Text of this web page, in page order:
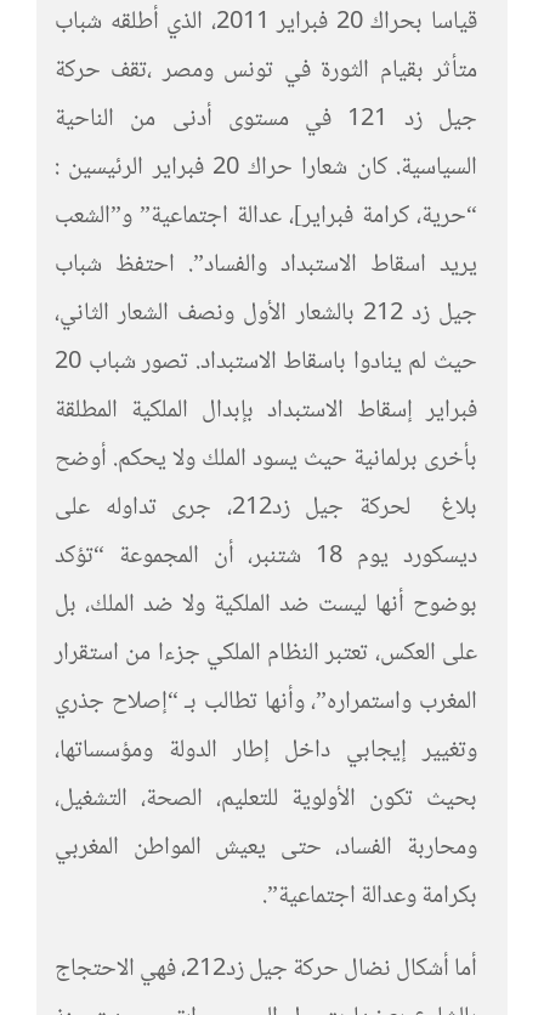
قياسا بحراك 20 فبراير 2011، الذي أطلقه شباب
متأثر بقيام الثورة في تونس ومصر ،تقف حركة
جيل زد 121 في مستوى أدنى من الناحية
السياسية. كان شعارا حراك 20 فبراير الرئيسين :
“حرية، كرامة فبراير]، عدالة اجتماعية” و”الشعب
يريد اسقاط الاستبداد والفساد”. احتفظ شباب
جيل زد 212 بالشعار الأول ونصف الشعار الثاني،
حيث لم ينادوا باسقاط الاستبداد. تصور شباب 20
فبراير إسقاط الاستبداد بإبدال الملكية المطلقة
بأخرى برلمانية حيث يسود الملك ولا يحكم. أوضح
بلاغ لحركة جيل زد212، جرى تداوله على
ديسكورد يوم 18 شتنبر، أن المجموعة “تؤكد
بوضوح أنها ليست ضد الملكية ولا ضد الملك، بل
على العكس، تعتبر النظام الملكي جزءا من استقرار
المغرب واستمراره”، وأنها تطالب بـ “إصلاح جذري
وتغيير إيجابي داخل إطار الدولة ومؤسساتها،
بحيث تكون الأولوية للتعليم، الصحة، التشغيل،
ومحاربة الفساد، حتى يعيش المواطن المغربي
بكرامة وعدالة اجتماعية”.
أما أشكال نضال حركة جيل زد212، فهي الاحتجاج